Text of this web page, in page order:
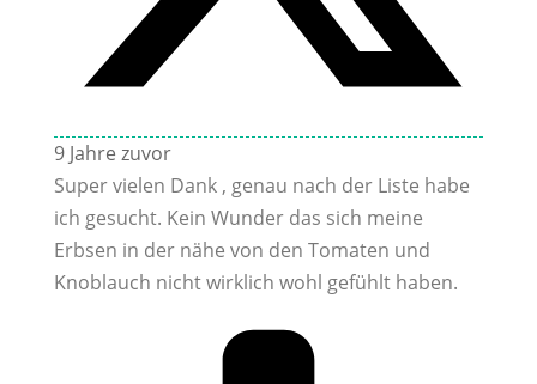
9 Jahre zuvor
Super vielen Dank , genau nach der Liste habe
ich gesucht. Kein Wunder das sich meine
Erbsen in der nähe von den Tomaten und
Knoblauch nicht wirklich wohl gefühlt haben.